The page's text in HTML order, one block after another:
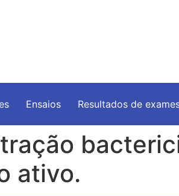
Ensaios Resultados de
ativo.